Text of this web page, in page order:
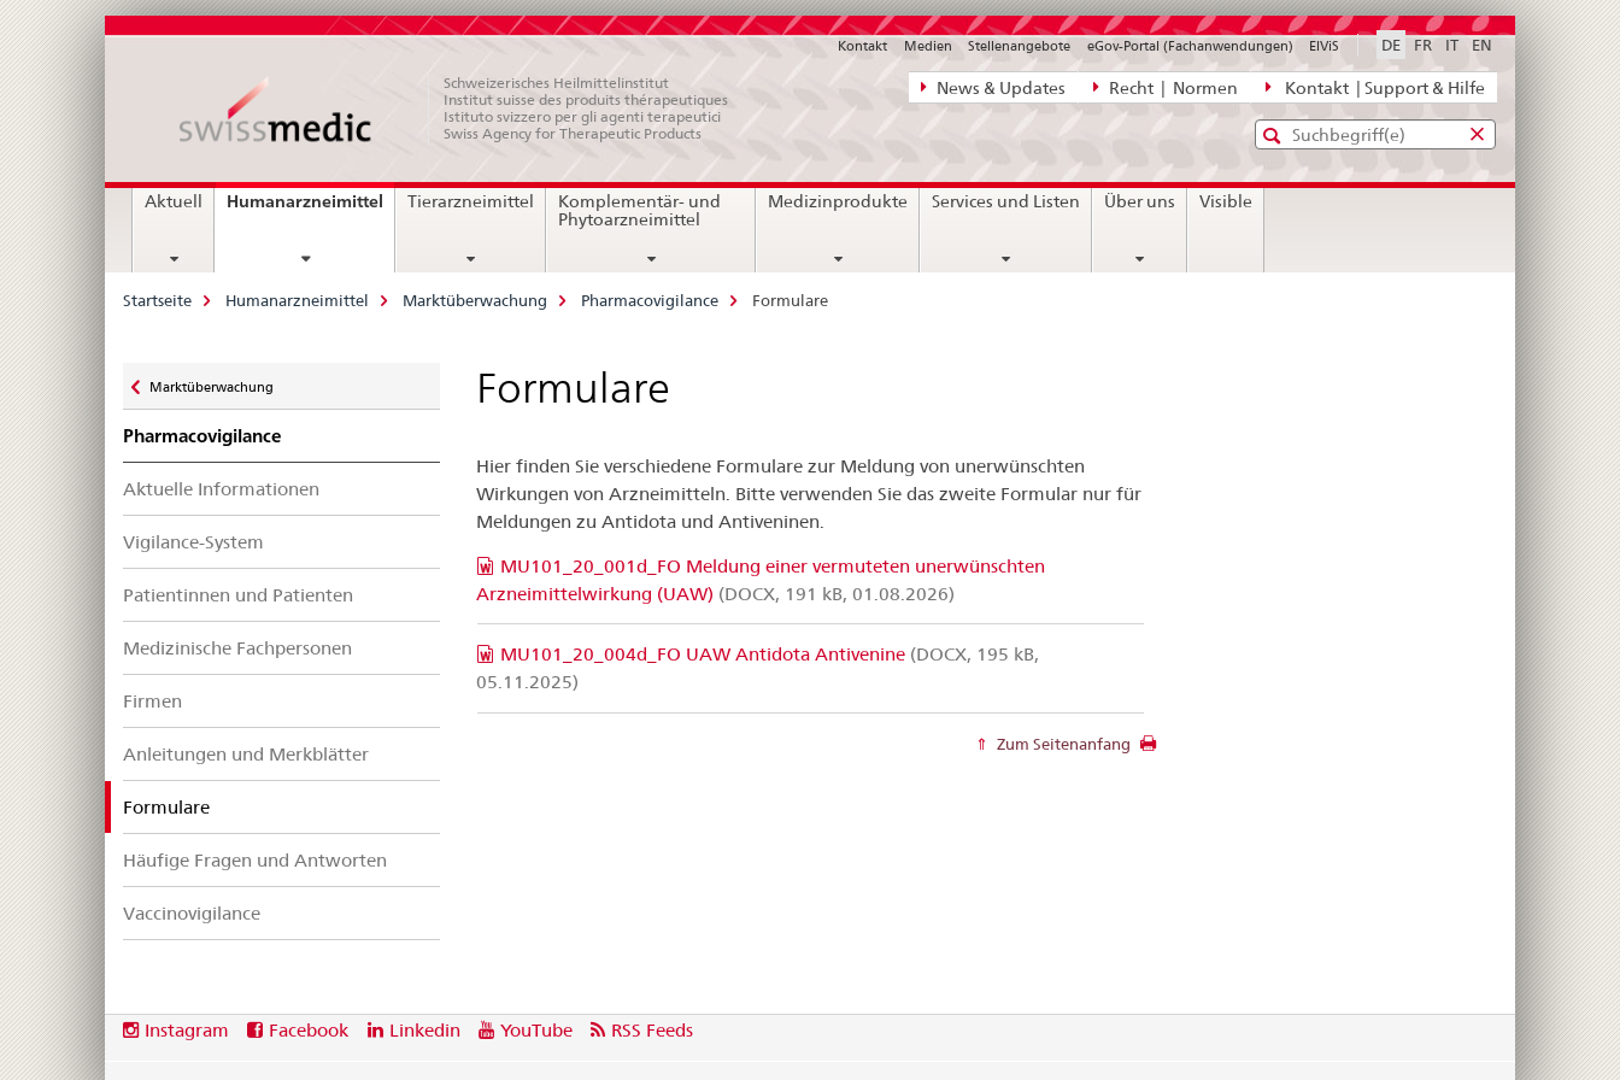
Direktnavigation
News,
Kontakt
News & Updates Recht | Normen Kontakt | Support & Hilfe
DE FR IT EN
Kontakt Medien Stellenangebote eGov-Portal (Fachanwendungen) ElViS
Schweizerisches Heilmittelinstitut
Institut suisse des produits thérapeutiques
Istituto svizzero per gli agenti terapeutici
Swiss Agency for Therapeutic Products
Standard-
Suche
Eingabefenster
diefür
Hauptnavigation
Aktuell Humanarzneimittel current
Tierarzneimittel
Komplementär- und
Phytoarzneimittel
Medizinprodukte Services und Listen Über uns Visible
Breadcrumb
Startseite Humanarzneimittel Marktüberwachung Pharmacovigilance Formulare
zu
Marktüberwachung
Pharmacovigilance
Aktuelle Informationen
Vigilance-System
Patientinnen und Patienten
Medizinische Fachpersonen
Firmen
Anleitungen und Merkblätter
Formulareselected
Häufige Fragen und Antworten
Vaccinovigilance
Formulare
Hier finden Sie verschiedene Formulare zur Meldung von unerwünschten
Wirkungen von Arzneimitteln. Bitte verwenden Sie das zweite Formular nur für
Meldungen zu Antidota und Antiveninen.
MU101_20_001d_FO Meldung einer vermuteten unerwünschten
Arzneimittelwirkung (UAW) (DOCX, 191 kB, 01.08.2026)
MU101_20_004d_FO UAW Antidota Antivenine(DOCX, 195 kB,
05.11.2025)
Zum Seitenanfang
Footer
SocialInstagram Facebook Linkedin YouTube RSS Feeds